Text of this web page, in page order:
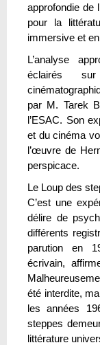
approfondie de
pour la
immersive et
L’analyse
éclairés
par M. Tarek
l’ESAC. Son
et du cinéma
l’œuvre de
perspicace.
Le Loup des
C’est une
délire de
différents
parution en
écrivain,
été interdite,
les années
steppes
littérature